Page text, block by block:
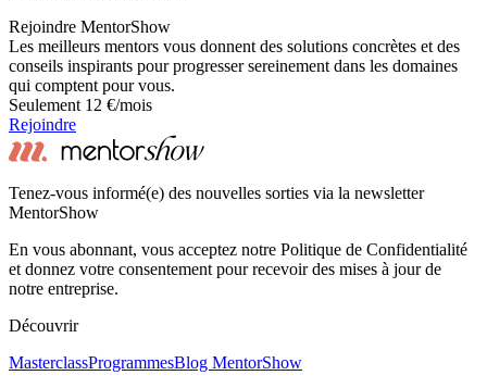
Rejoindre MentorShow
Les meilleurs mentors vous donnent des solutions concrètes et des
conseils inspirants pour progresser sereinement dans les domaines
qui comptent pour vous.
Seulement 12 €/mois
Rejoindre
Tenez-vous informé(e) des nouvelles sorties via la newsletter
MentorShow
En vous abonnant, vous acceptez notre Politique de Confidentialité
et donnez votre consentement pour recevoir des mises à jour de
notre entreprise.
Découvrir
MasterclassProgrammesBlog MentorShow